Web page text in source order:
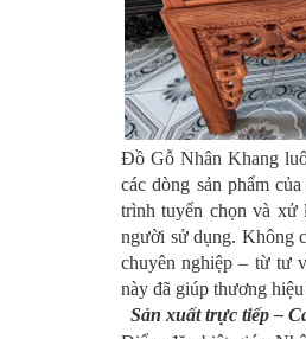
Đồ Gỗ Nhân Khang
các dòng sản phẩm
trình tuyển chọn và xử
người sử dụng. Không
chuyên nghiệp – từ tư
này đã giúp thương
Sản xuất trực tiếp –